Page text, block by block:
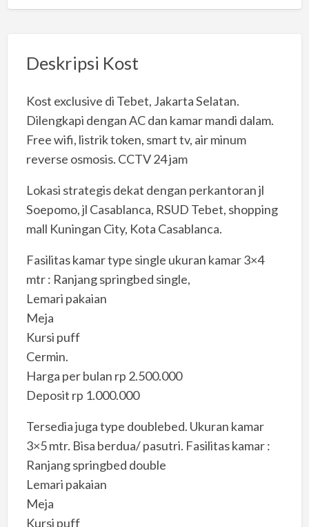
Deskripsi Kost
Kost exclusive di Tebet, Jakarta Selatan.
Dilengkapi dengan AC dan kamar mandi dalam.
Free wifi, listrik token, smart tv, air minum
reverse osmosis. CCTV 24 jam
Lokasi strategis dekat dengan perkantoran jl
Soepomo, jl Casablanca, RSUD Tebet, shopping
mall Kuningan City, Kota Casablanca.
Fasilitas kamar type single ukuran kamar 3×4
mtr : Ranjang springbed single,
Lemari pakaian
Meja
Kursi puff
Cermin.
Harga per bulan rp 2.500.000
Deposit rp 1.000.000
Tersedia juga type doublebed. Ukuran kamar
3×5 mtr. Bisa berdua/ pasutri. Fasilitas kamar :
Ranjang springbed double
Lemari pakaian
Meja
Kursi puff